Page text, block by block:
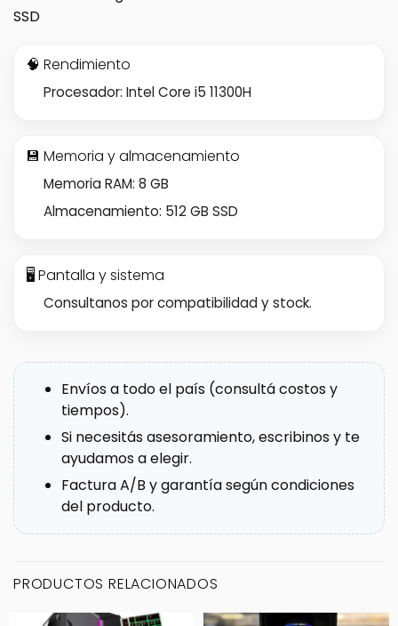
SSD
🧠 Rendimiento
Procesador: Intel Core i5 11300H
💾 Memoria y almacenamiento
Memoria RAM: 8 GB
Almacenamiento: 512 GB SSD
🖥️ Pantalla y sistema
Consultanos por compatibilidad y stock.
Envíos a todo el país (consultá costos y
tiempos).
Si necesitás asesoramiento, escribinos y te
ayudamos a elegir.
Factura A/B y garantía según condiciones
del producto.
PRODUCTOS RELACIONADOS